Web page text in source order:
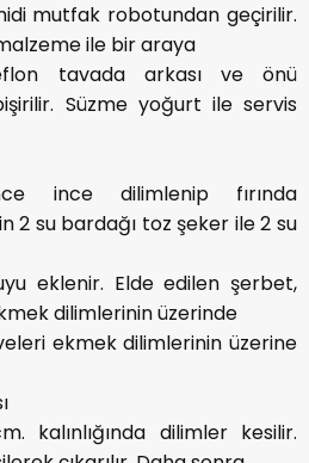
mutfak robotundan geçirilir.
ile bir araya
tavada arkası ve önü
Süzme yoğurt ile servis
ince dilimlenip fırında
2 su bardağı toz şeker ile 2 su
eklenir. Elde edilen şerbet,
dilimlerinin üzerinde
ekmek dilimlerinin üzerine
kalınlığında dilimler kesilir.